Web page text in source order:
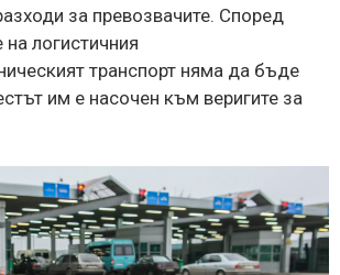
за превозвачите. Според
на логистичния
транспорт няма да бъде
им е насочен към веригите за